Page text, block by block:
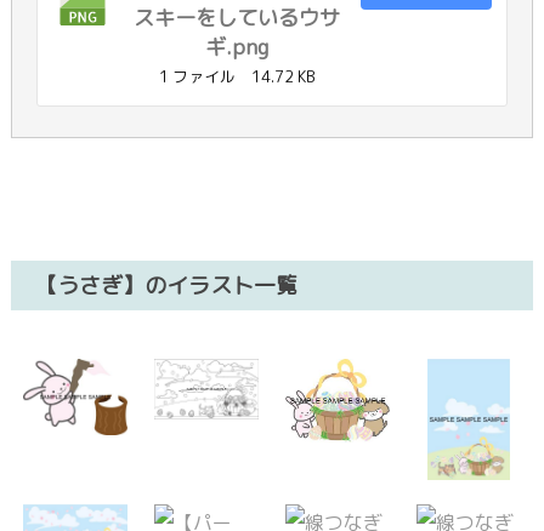
スキーをしているウサ
ギ.png
1 ファイル 14.72 KB
【うさぎ】のイラスト一覧